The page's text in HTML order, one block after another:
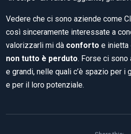
Vedere che ci sono aziende come
così sinceramente interessate a
valorizzarli mi dà conforto e inietta
non tutto è perduto. Forse ci sono
e grandi, nelle quali c’è spazio per i
e per il loro potenziale.